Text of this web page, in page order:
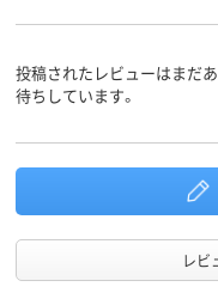
カラーグ
レッド系
投稿されたレビューはまだ
待ちしています。
レビ